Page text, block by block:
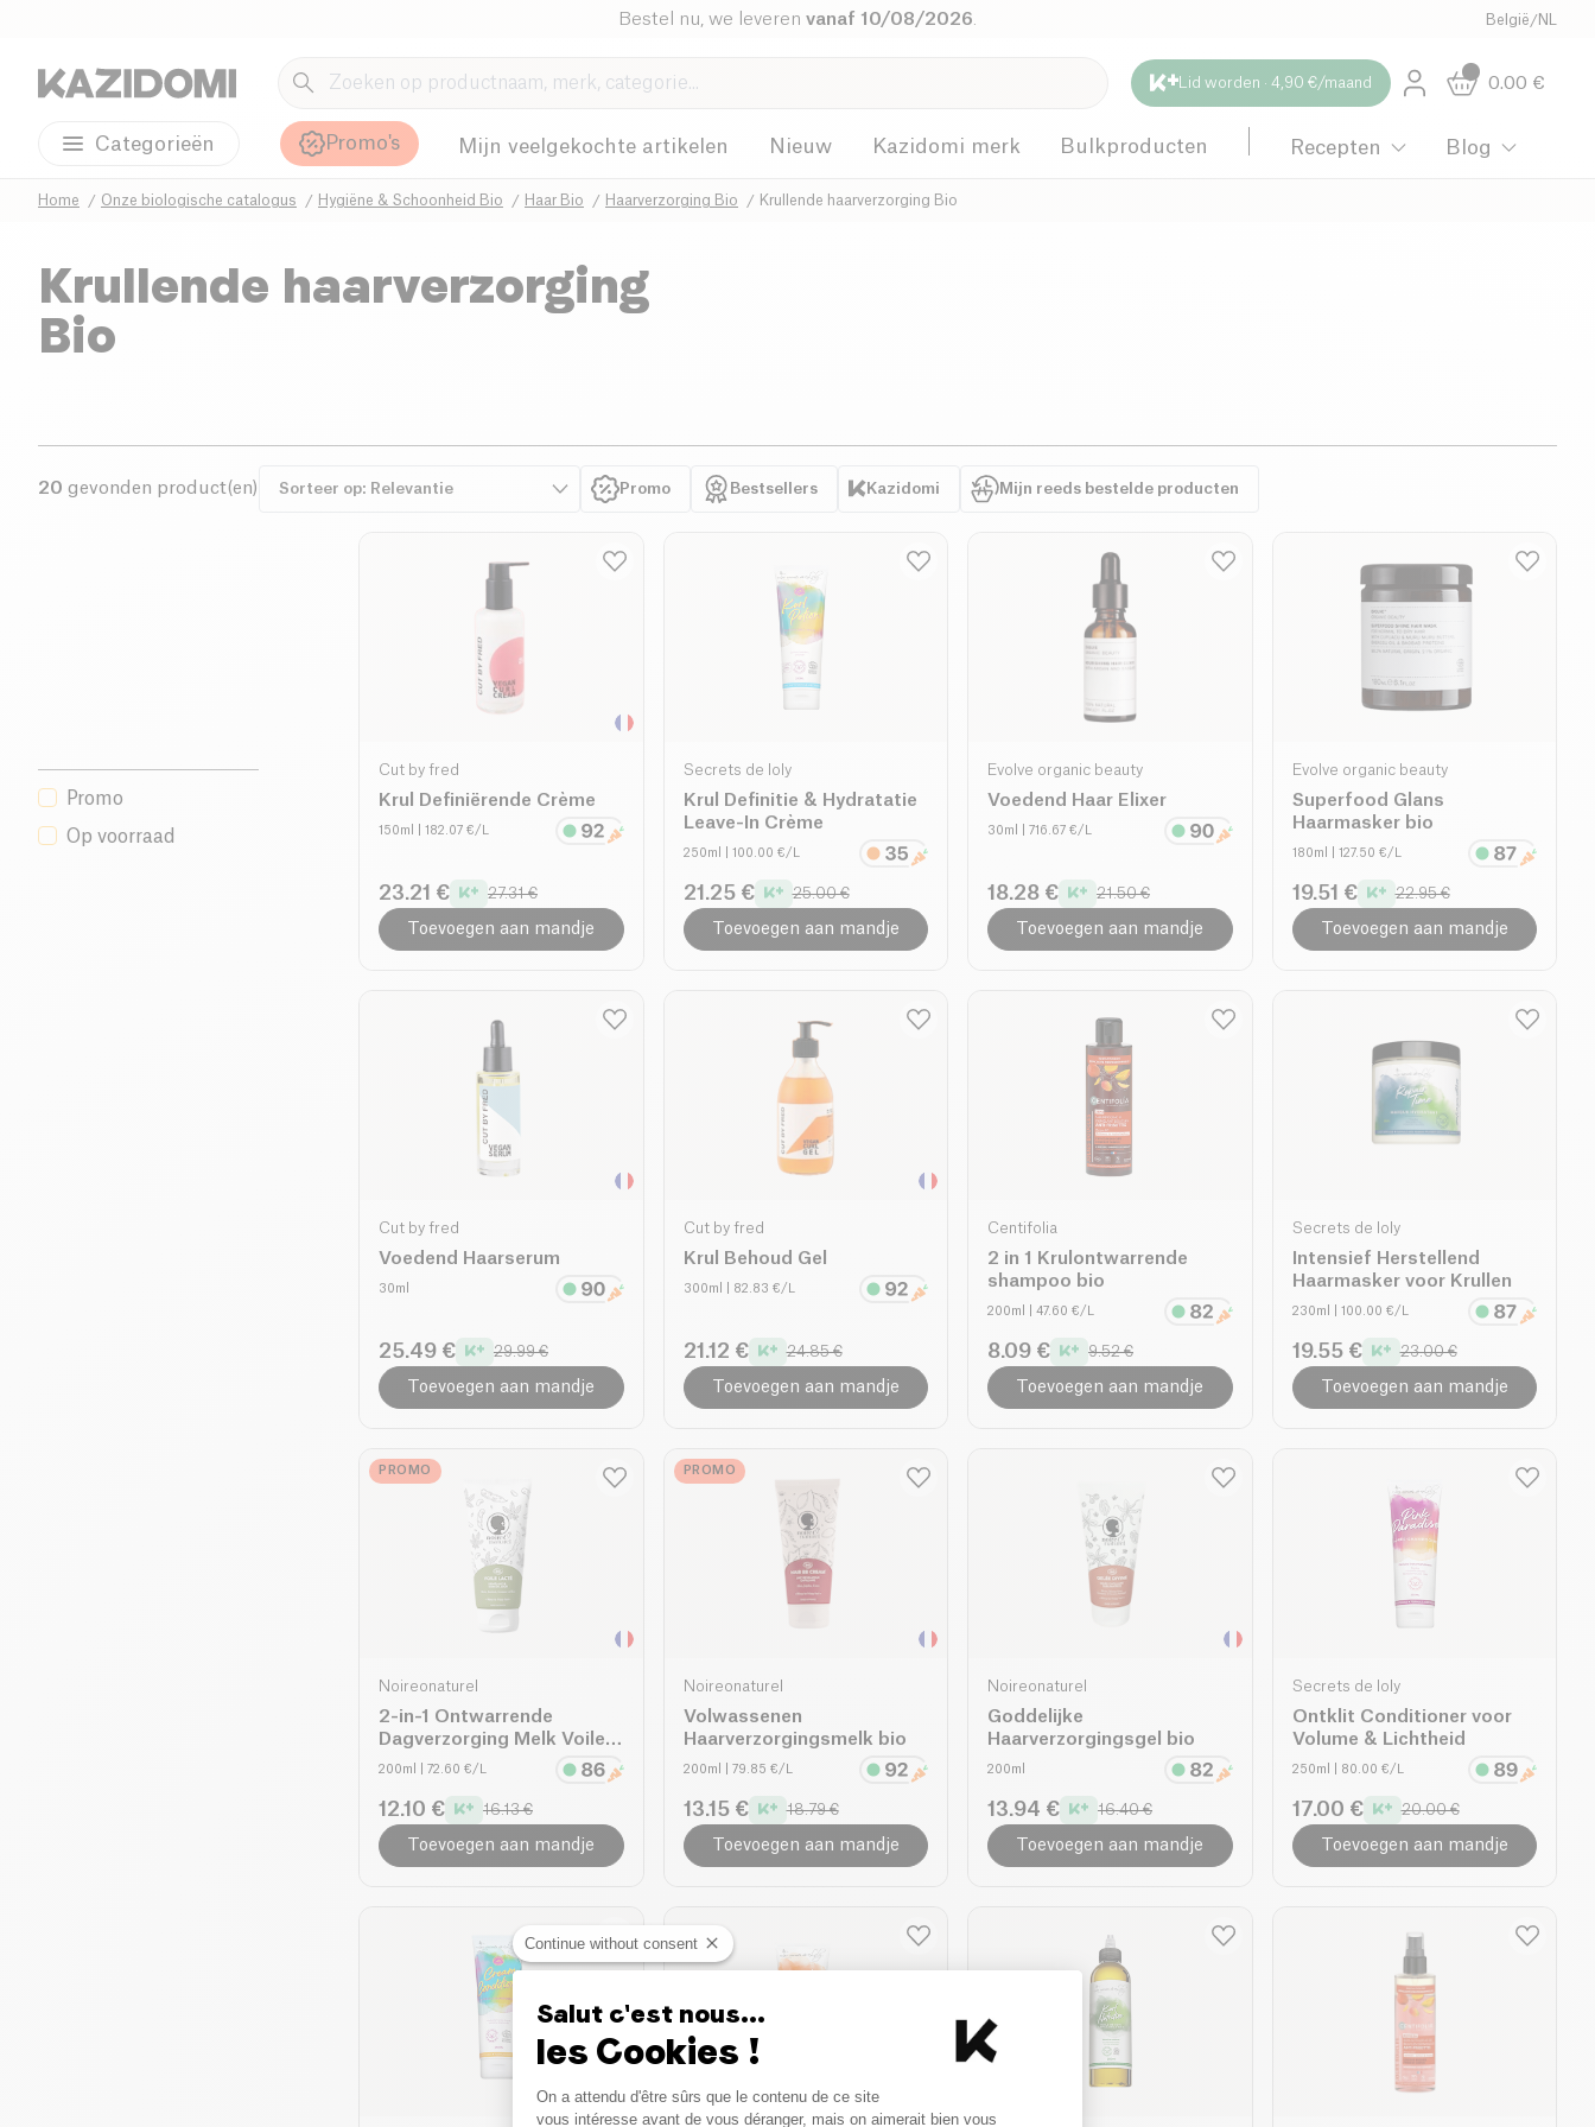
Bestel nu, we leveren vanaf 10/08/2026 België /NL
Lid worden · 4,90 €/maand 0.00 €
Categorieën Promo's Mijn veelgekochte artikelen Nieuw Kazidomi merk Bulkproducten Recepten Blog
Home Onze biologische catalogus Hygiëne & Schoonheid Bio Haar Bio Haarverzorging Bio Krullende haarverzorging Bio
Krullende haarverzorging
Bio
20 gevonden product(en) Promo Bestsellers Kazidomi Mijn reeds bestelde producten
Promo
Op voorraad
Cut by fred
Krul Definiërende Crème
150ml | 182.07 €/L
23.21 € 27.31 €
Toevoegen aan mandje
Secrets de loly
Krul Definitie & Hydratatie
Leave-In Crème
250ml | 100.00 €/L
21.25 € 25.00 €
Toevoegen aan mandje
Evolve organic beauty
Voedend Haar Elixer
30ml | 716.67 €/L
18.28 € 21.50 €
Toevoegen aan mandje
Evolve organic beauty
Superfood Glans
Haarmasker bio
180ml | 127.50 €/L
19.51 € 22.95 €
Toevoegen aan mandje
Cut by fred
Voedend Haarserum
30ml
25.49 € 29.99 €
Toevoegen aan mandje
Cut by fred
Krul Behoud Gel
300ml | 82.83 €/L
21.12 € 24.85 €
Toevoegen aan mandje
Centifolia
2 in 1 Krulontwarrende
shampoo bio
200ml | 47.60 €/L
8.09 € 9.52 €
Toevoegen aan mandje
Secrets de loly
Intensief Herstellend
Haarmasker voor Krullen
230ml | 100.00 €/L
19.55 € 23.00 €
Toevoegen aan mandje
PROMO
Noireonaturel
2-in-1 Ontwarrende
Dagverzorging Melk Voile
bio
200ml | 72.60 €/L
12.10 € 16.13 €
Toevoegen aan mandje
PROMO
Noireonaturel
Volwassenen
Haarverzorgingsmelk bio
200ml | 79.85 €/L
13.15 € 18.79 €
Toevoegen aan mandje
Noireonaturel
Goddelijke
Haarverzorgingsgel bio
200ml
13.94 € 16.40 €
Toevoegen aan mandje
Secrets de loly
Ontklit Conditioner voor
Volume & Lichtheid
250ml | 80.00 €/L
17.00 € 20.00 €
Toevoegen aan mandje
Continue without consent
Salut c'est nous...
les Cookies !
Consent Management Platform: Personalize Your Options
On a attendu d'être sûrs que le contenu de ce site
vous intéresse avant de vous déranger, mais on aimerait bien vous
Axeptio consent